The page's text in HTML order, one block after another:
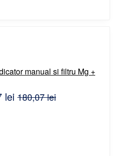
manual si filtru Mg +
lei 180,07 lei